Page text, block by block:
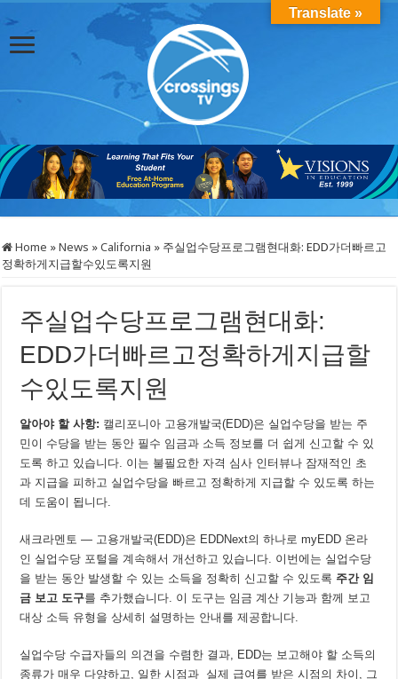
Home »News »California » 주실업수당프로그램현대화: EDD가더빠르고
정확하게지급할수있도록지원
주실업수당프로그램현대화:
EDD가더빠르고정확하게지급할
수있도록지원
알아야 할사항: 캘리포니아 고용개발국(EDD)은 실업수당을 받는 주
민이 수당을 받는 동안 필수 임금과 소득 정보를 더 쉽게 신고할 수 있
도록 하고 있습니다. 이는 불필요한 자격 심사 인터뷰나 잠재적인 초
과 지급을 피하고 실업수당을 빠르고 정확하게 지급할 수 있도록 하는
데 도움이 됩니다.
새크라멘토 — 고용개발국(EDD)은 EDDNext의 하나로 myEDD 온라
인 실업수당 포털을 계속해서 개선하고 있습니다. 이번에는 실업수당
을 받는 동안 발생할 수 있는 소득을 정확히 신고할 수 있도록 주간 임
금 보고 도구를 추가했습니다. 이 도구는 임금 계산 기능과 함께 보고
대상 소득 유형을 상세히 설명하는 안내를 제공합니다.
실업수당 수급자들의 의견을 수렴한 결과, EDD는 보고해야 할 소득의
종류가 매우 다양하고, 일한 시점과 실제 급여를 받은 시점의 차이, 그
Translate »